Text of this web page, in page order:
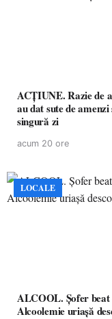
ACȚIUNE. Razie de
au dat sute de
singură zi
acum 20 ore
LOCALE
ALCOOL. Șofer
Alcoolemie uriașă